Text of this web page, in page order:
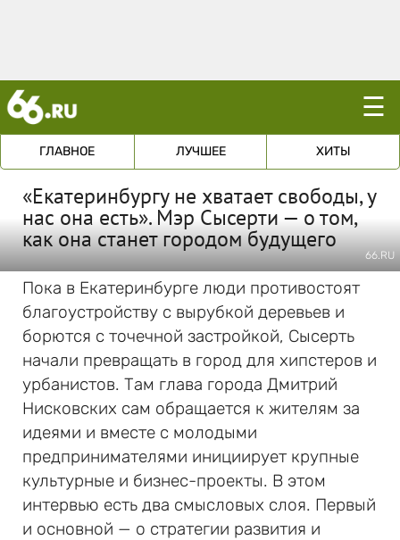
☰
ГЛАВНОЕ ЛУЧШЕЕ ХИТЫ
«Екатеринбургу не хватает свободы, у
нас она есть». Мэр Сысерти — о том,
как она станет городом будущего
66.RU
Пока в Екатеринбурге люди противостоят
благоустройству с вырубкой деревьев и
борются с точечной застройкой, Сысерть
начали превращать в город для хипстеров и
урбанистов. Там глава города Дмитрий
Нисковских сам обращается к жителям за
идеями и вместе с молодыми
предпринимателями инициирует крупные
культурные и бизнес-проекты. В этом
интервью есть два смысловых слоя. Первый
и основной — о стратегии развития и